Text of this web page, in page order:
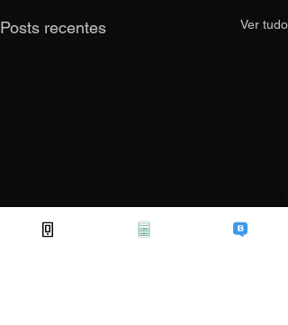
Posts recentes Ver tudo